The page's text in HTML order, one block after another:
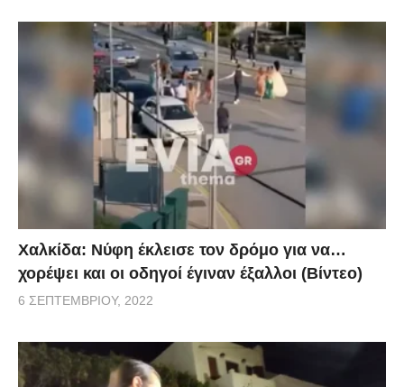
Χαλκίδα: Νύφη έκλεισε τον δρόμο για να…
χορέψει και οι οδηγοί έγιναν έξαλλοι (Βίντεο)
6 ΣΕΠΤΕΜΒΡΊΟΥ, 2022